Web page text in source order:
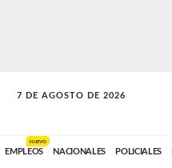
7 DE AGOSTO DE 2026
LA MOVIDA
EMPLEOS
NUEVO
NACIONALES POLICIALES